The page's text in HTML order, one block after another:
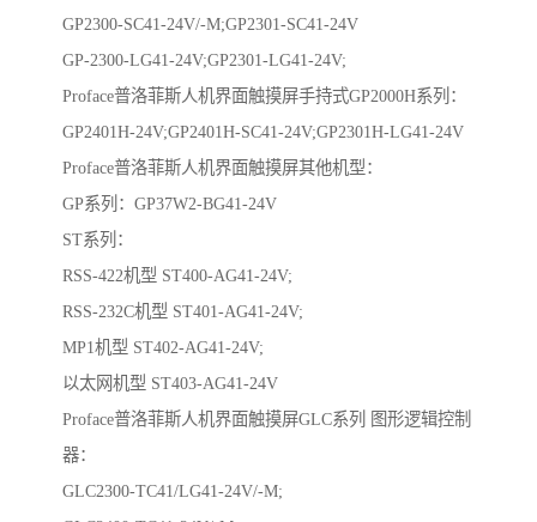
GP2300-SC41-24V/-M;GP2301-SC41-24V
GP-2300-LG41-24V;GP2301-LG41-24V;
Proface普洛菲斯人机界面触摸屏手持式GP2000H系列：
GP2401H-24V;GP2401H-SC41-24V;GP2301H-LG41-24V
Proface普洛菲斯人机界面触摸屏其他机型：
GP系列：GP37W2-BG41-24V
ST系列：
RSS-422机型 ST400-AG41-24V;
RSS-232C机型 ST401-AG41-24V;
MP1机型 ST402-AG41-24V;
以太网机型 ST403-AG41-24V
Proface普洛菲斯人机界面触摸屏GLC系列 图形逻辑控制
器：
GLC2300-TC41/LG41-24V/-M;